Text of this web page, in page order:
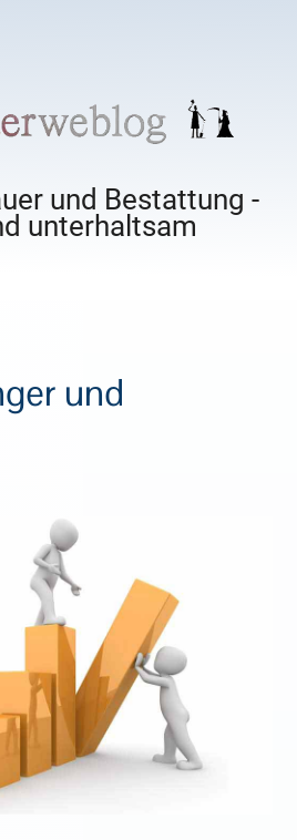
und Bestattung -
unterhaltsam
und